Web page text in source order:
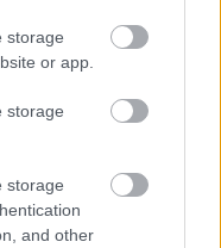
storage
or app.
storage
storage
and other
veľkej obľube